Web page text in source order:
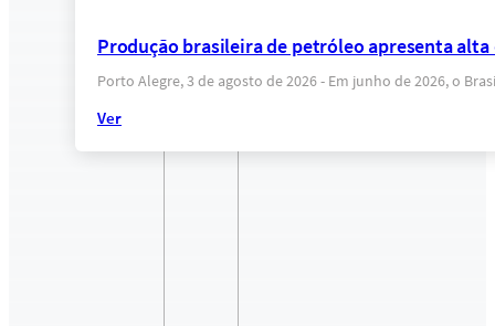
Produção brasileira de petróleo apresenta
Porto Alegre, 3 de agosto de 2026 - Em junho de 2026, o
Ver